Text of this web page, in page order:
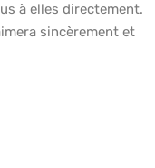
à elles directement.
sincèrement et